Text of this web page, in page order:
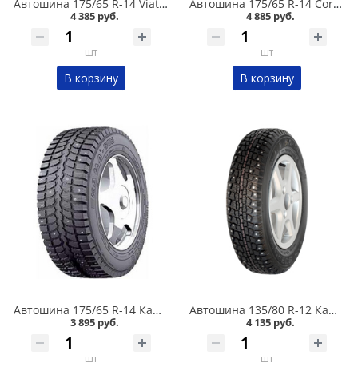
Автошина 175/65 R-14 Viatti Brina Nordico V-522 82T шип в Кургане
4 385 руб.
шт
В корзину
Автошина 175/65 R-14 Cordiant Snow Cross 2 86T шип в Кургане
4 885 руб.
шт
В корзину
Автошина 175/65 R-14 Кама 505 82T шип в Кургане
3 895 руб.
шт
Автошина 135/80 R-12 Кама 503 68Q шип в Кургане
4 135 руб.
шт